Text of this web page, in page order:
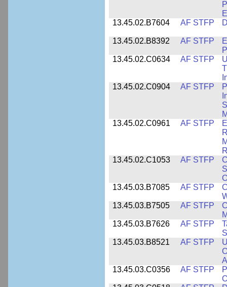
13.45.02.B7604
AF STFP
13.45.02.B8392 AF STFP
13.45.02.C0634
AF STFP
13.45.02.C0904
AF STFP
13.45.02.C0961
AF STFP
13.45.02.C1053
AF STFP
13.45.03.B7085
AF STFP
13.45.03.B7505
AF STFP
13.45.03.B7626
AF STFP
13.45.03.B8521
AF STFP
13.45.03.C0356
AF STFP